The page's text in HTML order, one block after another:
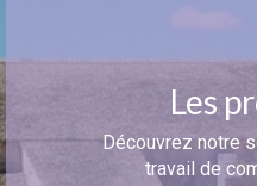
Les
Découvrez notre
travail de